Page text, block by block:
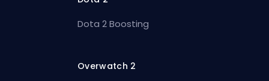
Dota 2 Boosting
Overwatch 2